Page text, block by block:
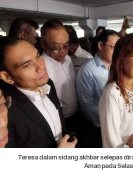
Teresa dalam sidang akhbar selepas
Aman pada